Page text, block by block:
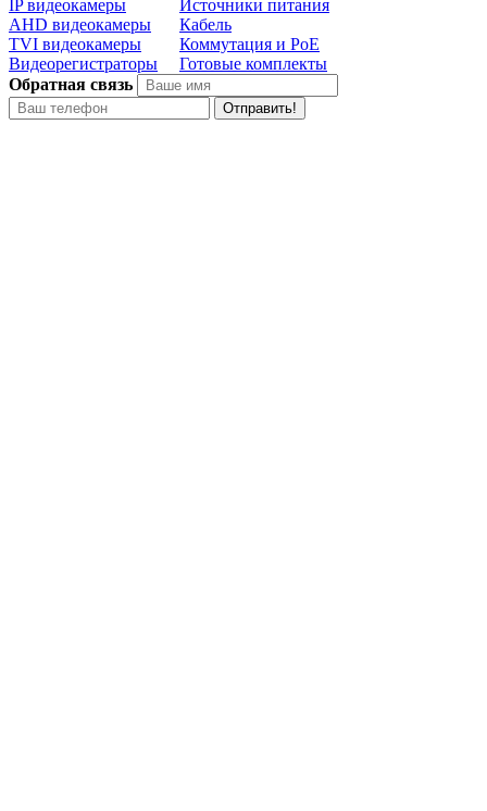
IP видеокамеры
AHD видеокамеры
TVI видеокамеры
Видеорегистраторы
Источники питания
Кабель
Коммутация и PoE
Готовые комплекты
Обратная связь
Отправить!